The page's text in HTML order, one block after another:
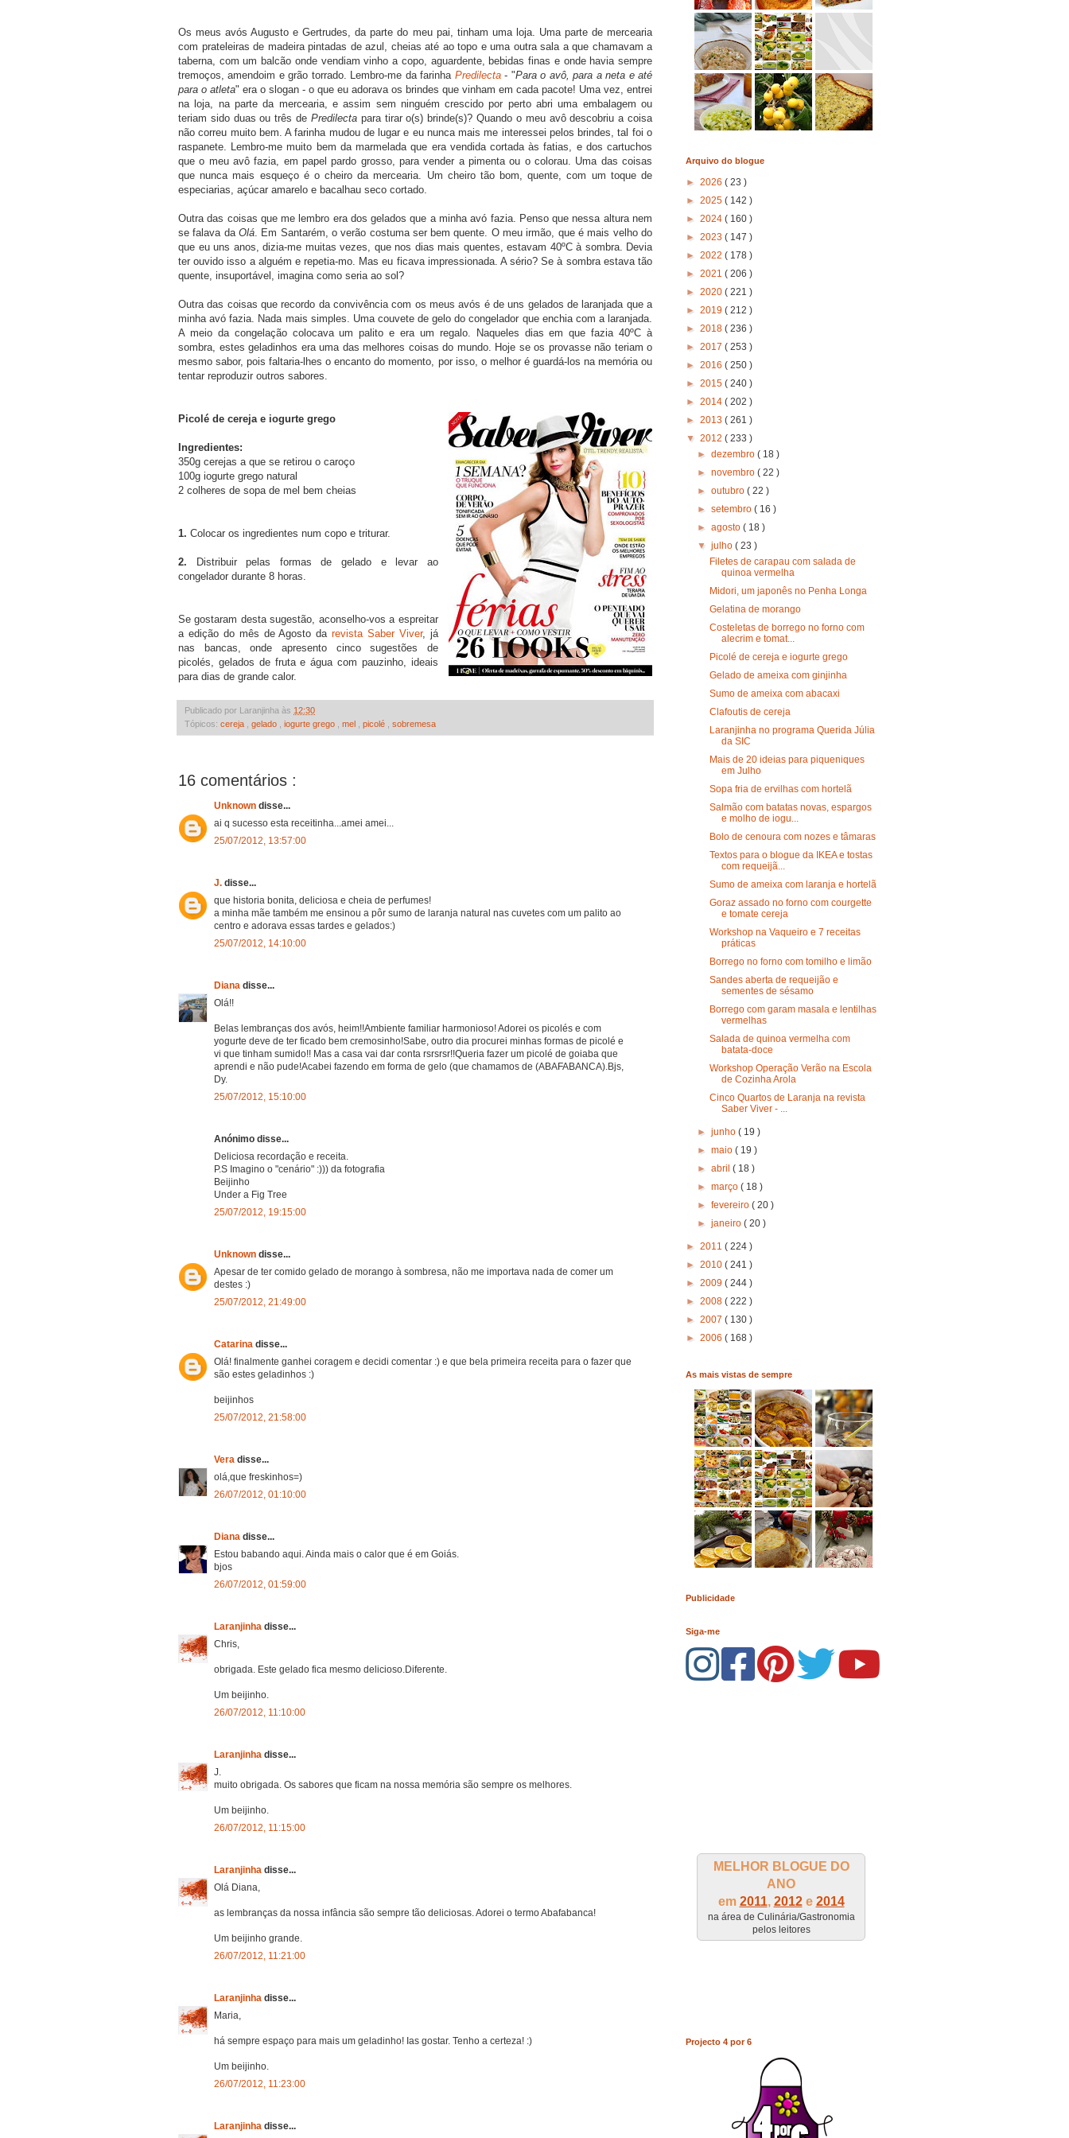
Os meus avós Augusto e Gertrudes, da parte do meu pai, tinham uma loja. Uma parte de mercearia
com prateleiras de madeira pintadas de azul, cheias até ao topo e uma outra sala a que chamavam a
taberna, com um balcão onde vendiam vinho a copo, aguardente, bebidas finas e onde havia sempre
tremoços, amendoim e grão torrado. Lembro-me da farinha Predilecta- "Para o avô, para a neta e até
para o atleta" era o slogan - o que eu adorava os brindes que vinham em cada pacote! Uma vez, entrei
na loja, na parte da mercearia, e assim sem ninguém crescido por perto abri uma embalagem ou
teriam sido duas ou três de Predilectapara tirar o(s) brinde(s)? Quando o meu avô descobriu a coisa
não correu muito bem. A farinha mudou de lugar e eu nunca mais me interessei pelos brindes, tal foi o
raspanete. Lembro-me muito bem da marmelada que era vendida cortada às fatias, e dos cartuchos
que o meu avô fazia, em papel pardo grosso, para vender a pimenta ou o colorau. Uma das coisas
que nunca mais esqueço é o cheiro da mercearia. Um cheiro tão bom, quente, com um toque de
especiarias, açúcar amarelo e bacalhau seco cortado.
Outra das coisas que me lembro era dos gelados que a minha avó fazia. Penso que nessa altura nem
se falava da Olá. Em Santarém, o verão costuma ser bem quente. O meu irmão, que é mais velho do
que eu uns anos, dizia-me muitas vezes, que nos dias mais quentes, estavam 40ºC à sombra. Devia
ter ouvido isso a alguém e repetia-mo. Mas eu ficava impressionada. A sério? Se à sombra estava tão
quente, insuportável, imagina como seria ao sol?
Outra das coisas que recordo da convivência com os meus avós é de uns gelados de laranjada que a
minha avó fazia. Nada mais simples. Uma couvete de gelo do congelador que enchia com a laranjada.
A meio da congelação colocava um palito e era um regalo. Naqueles dias em que fazia 40ºC à
sombra, estes geladinhos era uma das melhores coisas do mundo. Hoje se os provasse não teriam o
mesmo sabor, pois faltaria-lhes o encanto do momento, por isso, o melhor é guardá-los na memória ou
tentar reproduzir outros sabores.
Picolé de cereja e iogurte grego
Ingredientes:
350g cerejas a que se retirou o caroço
100g iogurte grego natural
2 colheres de sopa de mel bem cheias
1. Colocar os ingredientes num copo e triturar.
2. Distribuir pelas formas de gelado e levar ao
congelador durante 8 horas.
Se gostaram desta sugestão, aconselho-vos a espreitar
a edição do mês de Agosto darevista Saber Viver, já
nas bancas, onde apresento cinco sugestões de
picolés, gelados de fruta e água com pauzinho, ideais
para dias de grande calor.
Publicado por Laranjinha às 12:30
Tópicos: cereja gelado iogurte grego mel picolé sobremesa
16 comentários :
Unknown disse...
ai q sucesso esta receitinha...amei amei...
25/07/2012, 13:57:00
J. disse...
que historia bonita, deliciosa e cheia de perfumes!
a minha mãe também me ensinou a pôr sumo de laranja natural nas cuvetes com um palito ao
centro e adorava essas tardes e gelados:)
25/07/2012, 14:10:00
Diana disse...
Olá!!
Belas lembranças dos avós, heim!!Ambiente familiar harmonioso! Adorei os picolés e com
yogurte deve de ter ficado bem cremosinho!Sabe, outro dia procurei minhas formas de picolé e
vi que tinham sumido!! Mas a casa vai dar conta rsrsrsr!!Queria fazer um picolé de goiaba que
aprendi e não pude!Acabei fazendo em forma de gelo (que chamamos de (ABAFABANCA).Bjs,
Dy.
25/07/2012, 15:10:00
Anónimo disse...
Deliciosa recordação e receita.
P.S Imagino o "cenário" :))) da fotografia
Beijinho
Under a Fig Tree
25/07/2012, 19:15:00
Unknown disse...
Apesar de ter comido gelado de morango à sombresa, não me importava nada de comer um
destes :)
25/07/2012, 21:49:00
Catarina disse...
Olá! finalmente ganhei coragem e decidi comentar :) e que bela primeira receita para o fazer que
são estes geladinhos :)
beijinhos
25/07/2012, 21:58:00
Vera disse...
olá,que freskinhos=)
26/07/2012, 01:10:00
Diana disse...
Estou babando aqui. Ainda mais o calor que é em Goiás.
bjos
26/07/2012, 01:59:00
Laranjinha disse...
Chris,
obrigada. Este gelado fica mesmo delicioso.Diferente.
Um beijinho.
26/07/2012, 11:10:00
Laranjinha disse...
J.
muito obrigada. Os sabores que ficam na nossa memória são sempre os melhores.
Um beijinho.
26/07/2012, 11:15:00
Laranjinha disse...
Olá Diana,
as lembranças da nossa infância são sempre tão deliciosas. Adorei o termo Abafabanca!
Um beijinho grande.
26/07/2012, 11:21:00
Laranjinha disse...
Maria,
há sempre espaço para mais um geladinho! Ias gostar. Tenho a certeza! :)
Um beijinho.
26/07/2012, 11:23:00
Laranjinha disse...
Arquivo do blogue
► 2026 ( 23 )
► 2025 ( 142 )
► 2024 ( 160 )
► 2023 ( 147 )
► 2022 ( 178 )
► 2021 ( 206 )
► 2020 ( 221 )
► 2019 ( 212 )
► 2018 ( 236 )
► 2017 ( 253 )
► 2016 ( 250 )
► 2015 ( 240 )
► 2014 ( 202 )
► 2013 ( 261 )
▼ 2012 ( 233 )
►dezembro( 18 )
►novembro( 22 )
►outubro( 22 )
►setembro( 16 )
►agosto( 18 )
▼julho( 23 )
Filetes de carapau com salada de
quinoa vermelha
Midori, um japonês no Penha Longa
Gelatina de morango
Costeletas de borrego no forno com
alecrim e tomat...
Picolé de cereja e iogurte grego
Gelado de ameixa com ginjinha
Sumo de ameixa com abacaxi
Clafoutis de cereja
Laranjinha no programa Querida Júlia
da SIC
Mais de 20 ideias para piqueniques
em Julho
Sopa fria de ervilhas com hortelã
Salmão com batatas novas, espargos
e molho de iogu...
Bolo de cenoura com nozes e tâmaras
Textos para o blogue da IKEA e tostas
com requeijã...
Sumo de ameixa com laranja e hortelã
Goraz assado no forno com courgette
e tomate cereja
Workshop na Vaqueiro e 7 receitas
práticas
Borrego no forno com tomilho e limão
Sandes aberta de requeijão e
sementes de sésamo
Borrego com garam masala e lentilhas
vermelhas
Salada de quinoa vermelha com
batata-doce
Workshop Operação Verão na Escola
de Cozinha Arola
Cinco Quartos de Laranja na revista
Saber Viver - ...
►junho( 19 )
►maio( 19 )
►abril( 18 )
►março( 18 )
►fevereiro( 20 )
►janeiro( 20 )
► 2011 ( 224 )
► 2010 ( 241 )
► 2009 ( 244 )
► 2008 ( 222 )
► 2007 ( 130 )
► 2006 ( 168 )
As mais vistas de sempre
Publicidade
Siga-me
MELHOR BLOGUE DO
ANO
em 2011, 2012e 2014
na área de Culinária/Gastronomia
pelos leitores
Projecto 4 por 6